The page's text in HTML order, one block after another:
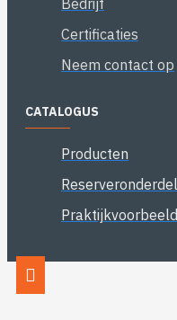
Bedrijf
Certificaties
Neem contact op
CATALOGUS
Producten